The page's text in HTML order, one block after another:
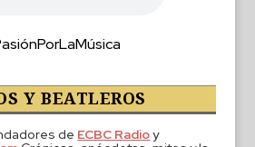
Y BEATLEROS
de ECBC Radioy